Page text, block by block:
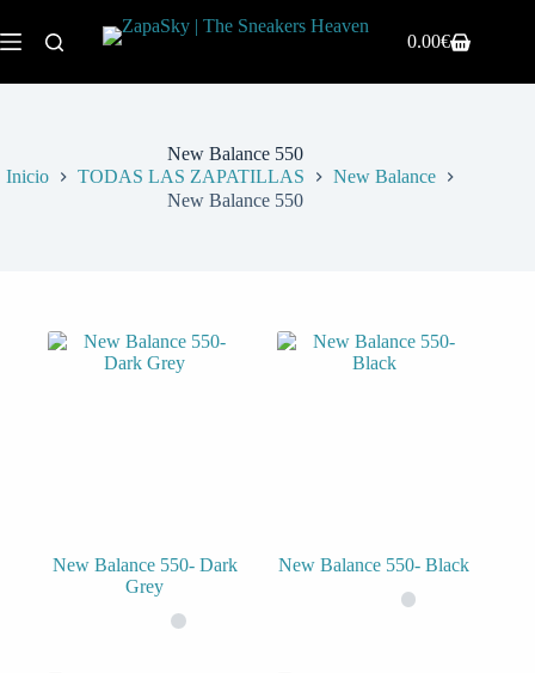
0.00€
New Balance 550
Inicio
TODAS LAS ZAPATILLAS
New Balance
New Balance 550
New Balance 550- Dark
Grey
New Balance 550- Black